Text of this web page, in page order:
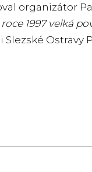
organizátor
1997 velká
Ostravy